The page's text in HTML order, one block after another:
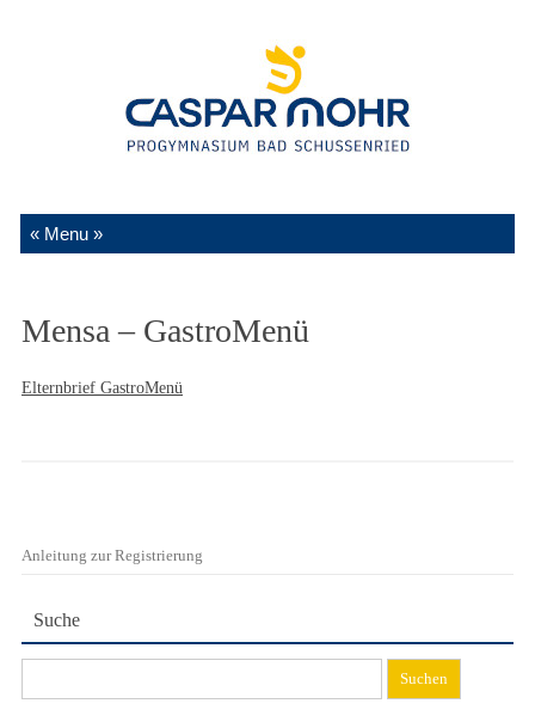
Zum Inhalt springen
Mensa – GastroMenü
Elternbrief GastroMenü
Anleitung zur Registrierung
Suche
nach: